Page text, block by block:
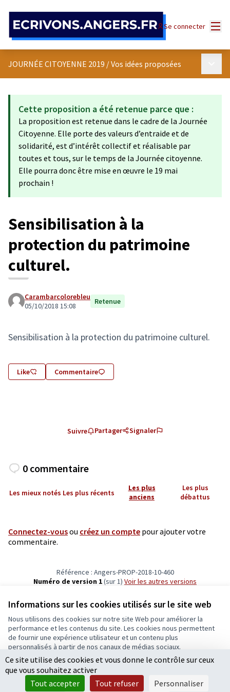
Informations sur les cookies utilisés sur le site web
Nous utilisons des cookies sur notre site Web pour améliorer la
performance et les contenus du site. Les cookies nous permettent
de fournir une expérience utilisateur et un contenu plus
personnalisés à partir de nos canaux de médias sociaux.
Tout accepter
Accepter seulement les cookies essentiels
Se connecter
JOURNÉE CITOYENNE 2019 /Vos idées proposées
Cette proposition a été retenue parce que :
La proposition est retenue dans le cadre de la Journée
Citoyenne. Elle porte des valeurs d’entraide et de
solidarité, est d’intérêt collectif et réalisable par
toutes et tous, sur le temps de la Journée citoyenne.
Elle pourra donc être mise en œuvre le 19 mai
prochain !
Sensibilisation à la
protection du patrimoine
culturel.
Carambarcolorebleu
05/10/2018 15:08
Retenue
Sensibilisation à la protection du patrimoine culturel.
Like Commentaire
Suivre Partager Signaler
0 commentaire
Les mieux notés Les plus récents
Les plus
anciens
Les plus
débattus
Connectez-vousou créez un compte pour ajouter votre
commentaire.
Référence : Angers-PROP-2018-10-460
Numéro de version 1(sur 1)
voir les autres versions
Conditions d'utilisation
Paramètres des cookies
Ecrivons Angers sur X
(Lien externe)
Ecrivons Angers sur Facebook
(Lien externe)
Licence
(Lien
Ce site utilise des cookies et vous donne le contrôle sur ceux
que vous souhaitez activer
Tout accepter
Tout refuser Personnaliser